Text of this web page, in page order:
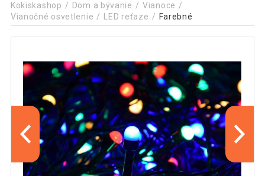
Kokiskashop Dom a bývanie
Vianoce
Vianočné osvetlenie
LED reťaze Farebné